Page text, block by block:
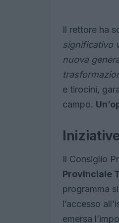
Il rettore ha
significativo
nuova
e tirocini,
campo.
Il Consiglio
Provinciale
programma
l’accesso
emersa